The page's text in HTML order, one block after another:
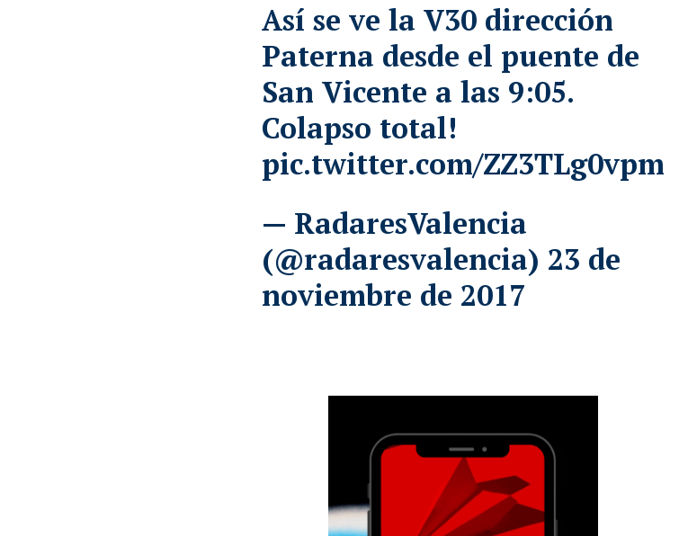
Así se ve la V30 dirección
Paterna desde el puente de
San Vicente a las 9:05.
Colapso total!
pic.twitter.com/ZZ3TLg0vpm
— RadaresValencia
(@radaresvalencia) 23 de
noviembre de 2017